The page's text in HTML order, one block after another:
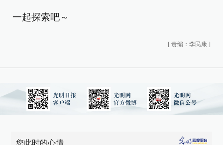
一起探索吧～
[ 责编：李民康 ]
您此时的心情